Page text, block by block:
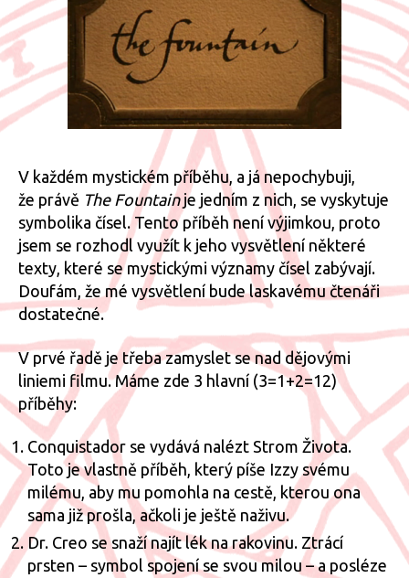
V každém mystickém příběhu, a já nepochybuji,
že právě The Fountainje jedním z nich, se vyskytuje
symbolika čísel. Tento příběh není výjimkou, proto
jsem se rozhodl využít k jeho vysvětlení některé
texty, které se mystickými významy čísel zabývají.
Doufám, že mé vysvětlení bude laskavému čtenáři
dostatečné.
V prvé řadě je třeba zamyslet se nad dějovými
liniemi filmu. Máme zde 3 hlavní (3=1+2=12)
příběhy:
Conquistador se vydává nalézt Strom Života.
Toto je vlastně příběh, který píše Izzy svému
milému, aby mu pomohla na cestě, kterou ona
sama již prošla, ačkoli je ještě naživu.
Dr. Creo se snaží najít lék na rakovinu. Ztrácí
prsten – symbol spojení se svou milou – a posléze